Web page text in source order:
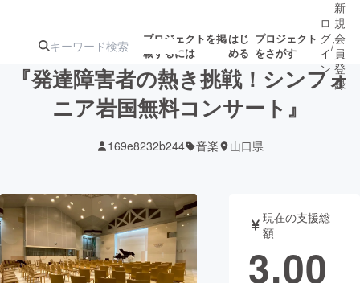
プロジェクトを掲
載するには
はじ
める
プロジェクト
をさがす
ターン
ジェクト
募集終了が近いプ
ロジェクト
アート・写真 音楽
テクノロジー・ガジェット ゲーム・サ
ロ
グ
イ
ン
/
新
規
会
員
登
録
『発達障害者の熱き挑戦！シンフォ
ニア岩国無料コンサート』
169e8232b244 音楽 山口県
現在の支援総
額
3,00